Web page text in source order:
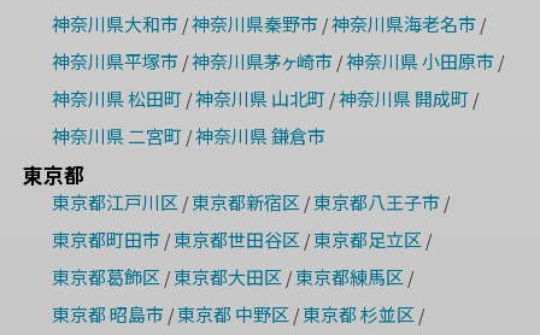
神奈川県大和市/神奈川県秦野市/神奈川県海老名市/
神奈川県平塚市/神奈川県茅ヶ崎市/神奈川県 小田原市/
神奈川県 松田町/神奈川県 山北町/神奈川県 開成町/
神奈川県 二宮町/神奈川県 鎌倉市
東京都
東京都江戸川区 / 東京都新宿区 / 東京都八王子市/
東京都町田市/ 東京都世田谷区 / 東京都足立区 /
東京都葛飾区 / 東京都大田区 / 東京都練馬区 /
東京都 昭島市/ 東京都 中野区 / 東京都 杉並区 /